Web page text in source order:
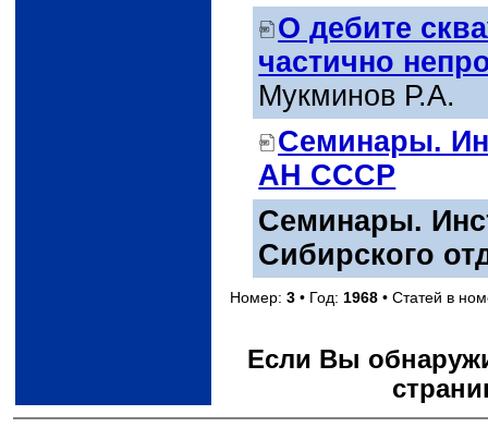
О дебите
частично
Мукминов Р.А.
Семинары.
АН СССР
Семинары.
Сибирского
Номер:3 • Год: 1968 • Статей в
Если Вы